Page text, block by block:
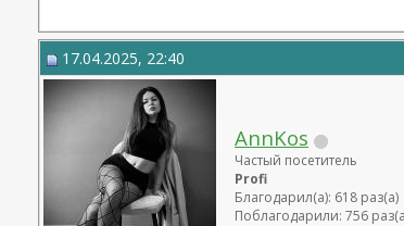
17.04.2025, 22:40
AnnKos
Частый посетитель
Profi
Благодарил(а): 618 раз(а)
Поблагодарили: 756